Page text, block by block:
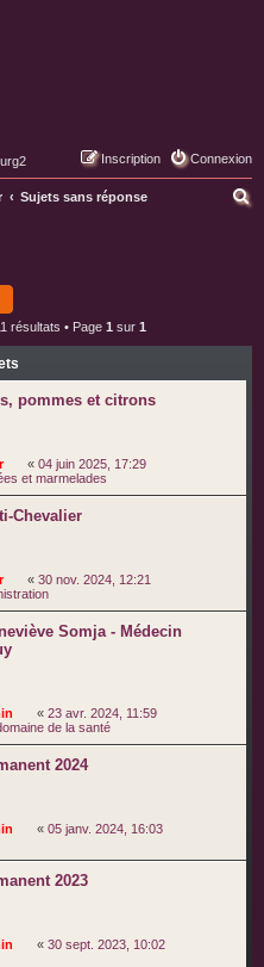
Terraburg
Connexion
Inscription
Sujets sans réponse
résultats • Page 1 sur 1
pommes et citrons
« 04 juin 2025, 17:29
et marmelades
Chevalier
« 30 nov. 2024, 12:21
Somja - Médecin
« 23 avr. 2024, 11:59
de la santé
2024
« 05 janv. 2024, 16:03
2023
« 30 sept. 2023, 10:02